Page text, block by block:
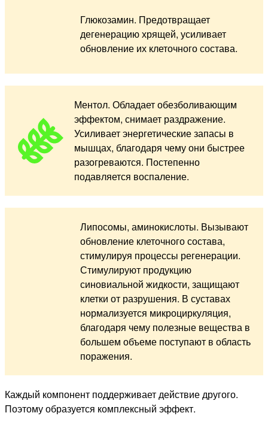
Глюкозамин. Предотвращает
дегенерацию хрящей, усиливает
обновление их клеточного состава.
Ментол. Обладает обезболивающим
эффектом, снимает раздражение.
Усиливает энергетические запасы в
мышцах, благодаря чему они быстрее
разогреваются. Постепенно
подавляется воспаление.
Липосомы, аминокислоты. Вызывают
обновление клеточного состава,
стимулируя процессы регенерации.
Стимулируют продукцию
синовиальной жидкости, защищают
клетки от разрушения. В суставах
нормализуется микроциркуляция,
благодаря чему полезные вещества в
большем объеме поступают в область
поражения.
Каждый компонент поддерживает действие другого.
Поэтому образуется комплексный эффект.